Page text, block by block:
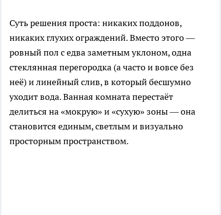
Суть решения проста: никаких поддонов,
никаких глухих ограждений. Вместо этого —
ровный пол с едва заметным уклоном, одна
стеклянная перегородка (а часто и вовсе без
неё) и линейный слив, в который бесшумно
уходит вода. Ванная комната перестаёт
делиться на «мокрую» и «сухую» зоны — она
становится единым, светлым и визуально
просторным пространством.